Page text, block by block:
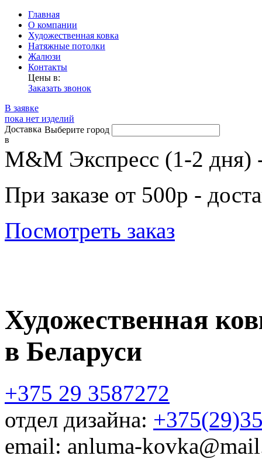
Главная
О компании
Художественная ковка
Натяжные потолки
Жалюзи
Контакты
Цены в:
Заказать звонок
В заявке
пока нет изделий
Доставка
в
Выберите город
М&М Экспресс (1-2 дня)
При заказе от 500р -
Посмотреть заказ
Художественная
в Беларуси
+375 29 3587272
отдел дизайна:
email: anluma-